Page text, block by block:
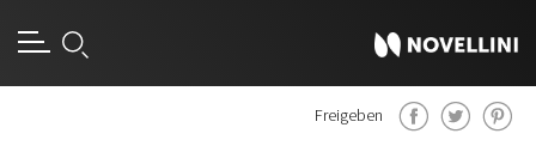
Freigeben